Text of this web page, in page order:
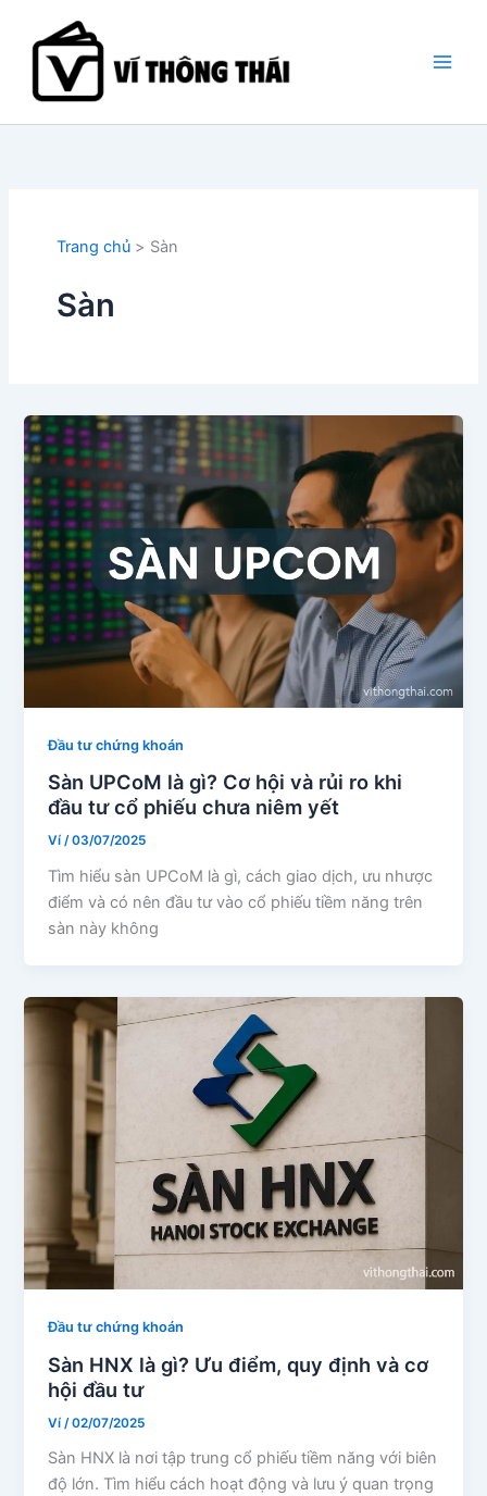
dung
Trang chủ Sàn
Sàn
Đầu tư chứng khoán
Sàn UPCoM là gì? Cơ hội và rủi ro khi
đầu tư cổ phiếu chưa niêm yết
Ví/03/07/2025
Tìm hiểu sàn UPCoM là gì, cách giao dịch, ưu nhược
điểm và có nên đầu tư vào cổ phiếu tiềm năng trên
sàn này không
Đầu tư chứng khoán
Sàn HNX là gì? Ưu điểm, quy định và cơ
hội đầu tư
Ví /02/07/2025
Sàn HNX là nơi tập trung cổ phiếu tiềm năng với biên
độ lớn. Tìm hiểu cách hoạt động và lưu ý quan trọng